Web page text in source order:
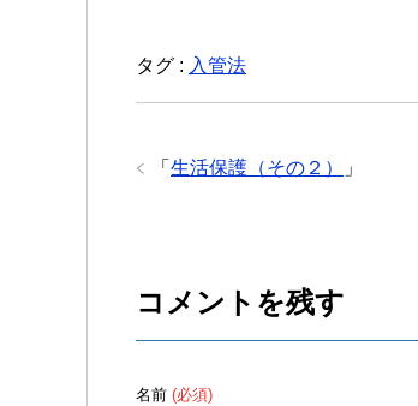
c
e
o
tt
er
タグ : 入管法
「 生活保護（その２） 」
コメントを残す
名前 (必須)